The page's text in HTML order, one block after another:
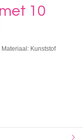
10
Kunststof